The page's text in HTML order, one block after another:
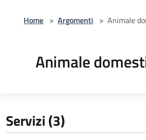
Home > Argomenti > Animale
Animale
Servizi (3)